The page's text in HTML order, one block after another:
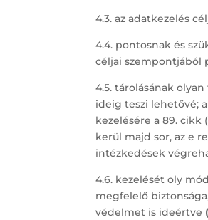
4.3. az adatkezelés
4.4. pontosnak és
céljai szempontjából
4.5. tárolásának
ideig teszi lehetővé;
kezelésére a 89.
kerül majd sor, az e
intézkedések
4.6. kezelését oly
megfelelő
védelmet is ideértve